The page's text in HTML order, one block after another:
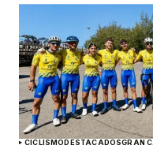
CICLISMODESTACADOSGRAN